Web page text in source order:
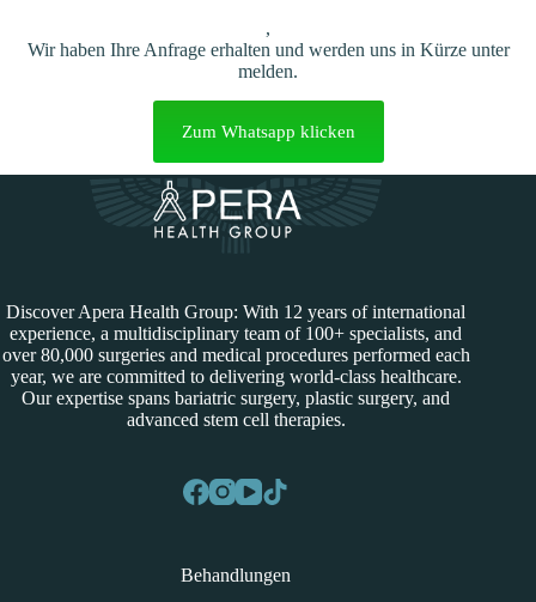
,
Wir haben Ihre Anfrage erhalten und werden uns in Kürze unter
melden.
Zum Whatsapp klicken
Discover Apera Health Group: With 12 years of international
experience, a multidisciplinary team of 100+ specialists, and
over 80,000 surgeries and medical procedures performed each
year, we are committed to delivering world-class healthcare.
Our expertise spans bariatric surgery, plastic surgery, and
advanced stem cell therapies.
Behandlungen